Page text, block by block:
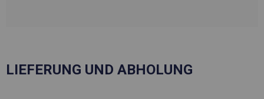
LIEFERUNG UND ABHOLUNG